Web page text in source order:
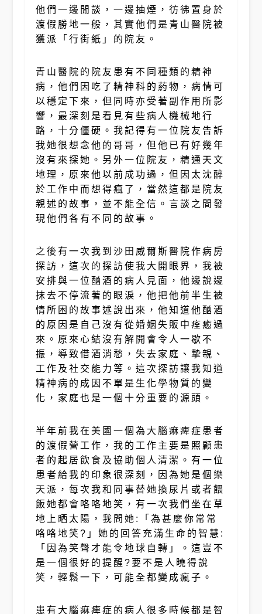
他們一邊閒談，一邊抽煙，彷彿置身於
渡假勝地一般，其實他們是青山醫院被
獲派「行街紙」的院友。
青山醫院的院友患有不同種類的精神
病，他們因吃了精神科的葯物，病情可
以穩定下來，但同時亦受著副作用所影
響，最深刻是看見有些病人機械地行
路，十分僵硬。我記得有一位院友告訴
我她很想念他的哥哥，但他已有好幾年
沒有來探她。另外一位院友，精通天文
地理，原來他以前成功過，但因太沈醉
於工作中而想得瘋了，當然這都是院友
親述的故事，並不能全信。言談之間發
現他們各有不同的故事。
之後有一次我到沙田威爾斯醫院作病房
探訪，這次的探訪使我大開眼界，我被
安排與一位酗酒的病人見面，他邊說邊
抹去不停流著的眼淚，他把他前半生被
情所困的故事述說出來，他知道他酗酒
的原因是自己沒有從婚姻失販中痊癒過
來。原來心結沒有解開會令人一歇不
振，導致借酒消愁，失去家庭、摯親、
工作及社交能力等。這次探訪讓我知道
精神病的成因不單是生化學物質的變
化，家庭也是一個十分重要的源頭。
半年前我在美國一個為大腦痳痺症患者
的渡假營工作，我的工作主要是照顧患
者的起居飲食及協助個人清潔。有一位
患者給我的印象很深刻，因為她是個樂
天派，每次我和同事替她換尿片或者餵
飯她都會咯咯地笑，有一次我們坐在草
地上晒太陽，我問她:「為甚麼你常常
咯咯地笑?」她的回答充滿生命的智慧:
「因為笑聲才能令地球自轉」。這豈不
是一個很好的提醒?要不是人曉得說
笑，輕鬆一下，可能全都變成瘋子。
患有大腦痳痺症的病人很多時候都是智